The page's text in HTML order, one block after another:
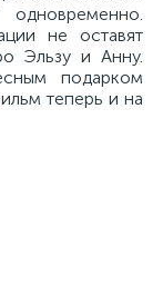
не оставят
Эльзу и Анну.
подарком
теперь и на